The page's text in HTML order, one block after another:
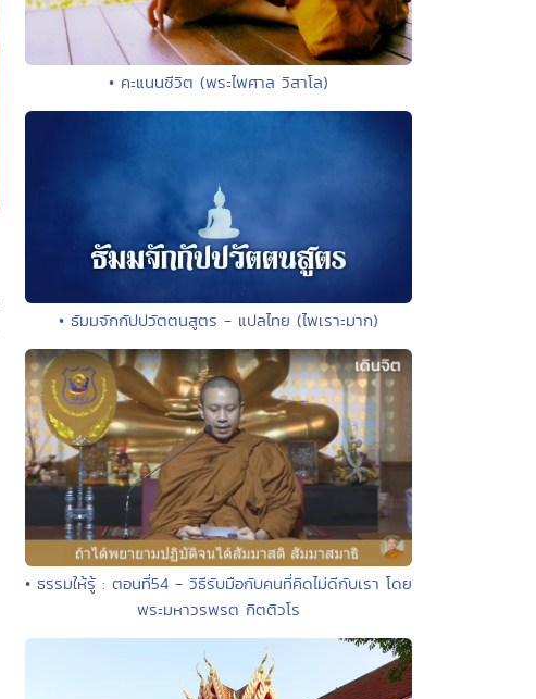
• คะแนนชีวิต (พระไพศาล วิสาโล)
• ธัมมจักกัปปวัตตนสูตร - แปลไทย (ไพเราะมาก)
• ธรรมให้รู้ : ตอนที่54 - วิธีรับมือกับคนที่คิดไม่ดีกับเรา โดย
พระมหาวรพรต กิตติวโร